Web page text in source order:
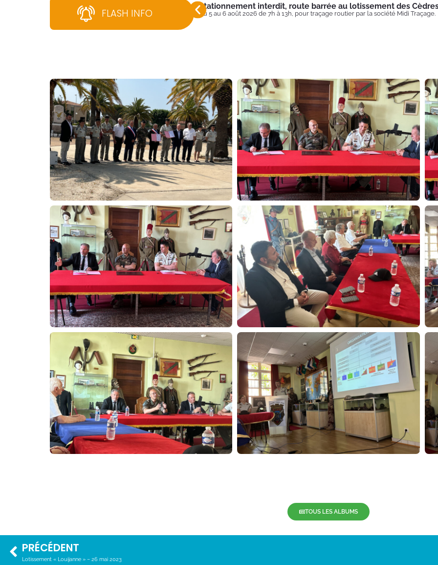
FLASH INFO
Stationnement interdit, route barrée au lotissement des
Du 5 au 6 août 2026 de 7h à 13h, pour traçage routier par la société Midi Traçage.
TOUS LES ALBUMS
PRÉCÉDENT
Lotissement « Louijanne » – 26 mai 2023